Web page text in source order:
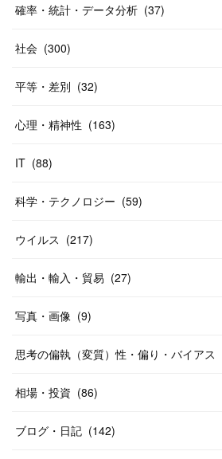
確率・統計・データ分析 (37)
社会 (300)
平等・差別 (32)
心理・精神性 (163)
IT (88)
科学・テクノロジー (59)
ウイルス (217)
輸出・輸入・貿易 (27)
写真・画像 (9)
思考の偏執（変質）性・偏り・バイアス
相場・投資 (86)
ブログ・日記 (142)